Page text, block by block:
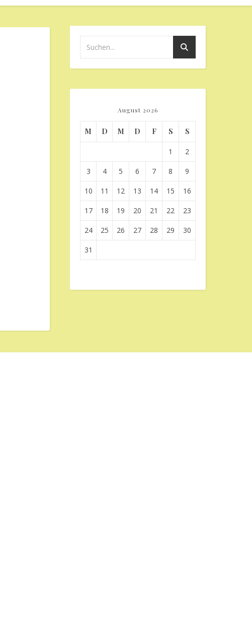
August 2026
M D M D F S S
1 2
3 4 5 6 7 8 9
10 11 12 13 14 15 16
17 18 19 20 21 22 23
24 25 26 27 28 29 30
31